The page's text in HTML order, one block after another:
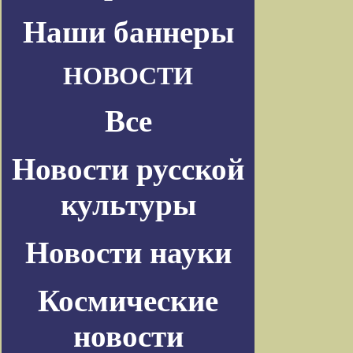
Наши баннеры
НОВОСТИ
Все
Новости русской
культуры
Новости науки
Космические
новости